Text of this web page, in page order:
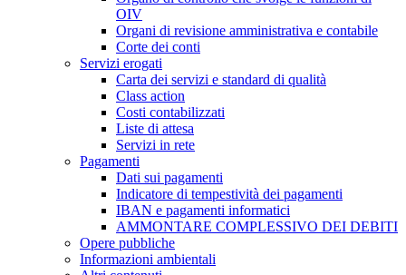
OIV
Organi di revisione amministrativa e contabile
Corte dei conti
Servizi erogati
Carta dei servizi e standard di qualità
Class action
Costi contabilizzati
Liste di attesa
Servizi in rete
Pagamenti
Dati sui pagamenti
Indicatore di tempestività dei pagamenti
IBAN e pagamenti informatici
AMMONTARE COMPLESSIVO DEI DEBITI
Opere pubbliche
Informazioni ambientali